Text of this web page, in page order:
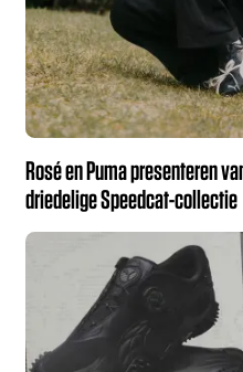
Rosé en Puma presenteren
driedelige Speedcat-collectie